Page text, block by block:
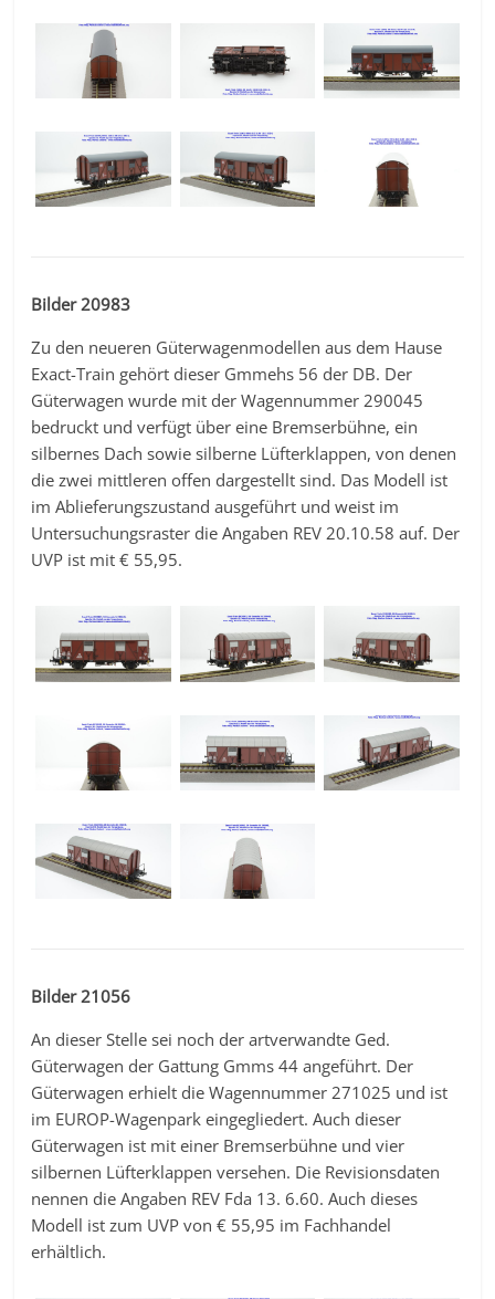
Bilder 20983
Zu den neueren Güterwagenmodellen aus dem Hause
Exact-Train gehört dieser Gmmehs 56 der DB. Der
Güterwagen wurde mit der Wagennummer 290045
bedruckt und verfügt über eine Bremserbühne, ein
silbernes Dach sowie silberne Lüfterklappen, von denen
die zwei mittleren offen dargestellt sind. Das Modell ist
im Ablieferungszustand ausgeführt und weist im
Untersuchungsraster die Angaben REV 20.10.58 auf. Der
UVP ist mit € 55,95.
Bilder 21056
An dieser Stelle sei noch der artverwandte Ged.
Güterwagen der Gattung Gmms 44 angeführt. Der
Güterwagen erhielt die Wagennummer 271025 und ist
im EUROP-Wagenpark eingegliedert. Auch dieser
Güterwagen ist mit einer Bremserbühne und vier
silbernen Lüfterklappen versehen. Die Revisionsdaten
nennen die Angaben REV Fda 13. 6.60. Auch dieses
Modell ist zum UVP von € 55,95 im Fachhandel
erhältlich.